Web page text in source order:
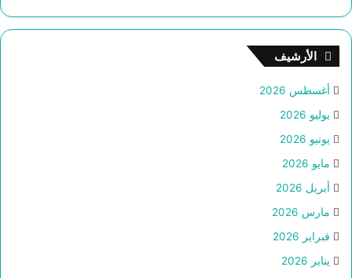
الأرشيف
أغسطس 2026
يوليو 2026
يونيو 2026
مايو 2026
أبريل 2026
مارس 2026
فبراير 2026
يناير 2026